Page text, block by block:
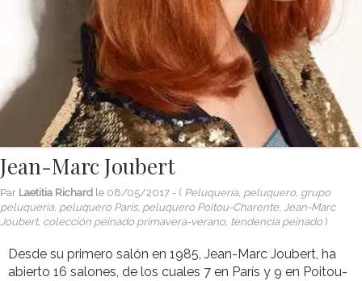
Jean-Marc Joubert
Par Laetitia Richard le 08/05/2017 - ( Peluquería, peluquero, grupo
peluquería, peluquero París, peluquero Poitou-Charente, Jean-Marc
Joubert, colección peinado primavera-verano, tendencia peinado )
Desde su primero salón en 1985, Jean-Marc Joubert, ha
abierto 16 salones, de los cuales 7 en París y 9 en Poitou-